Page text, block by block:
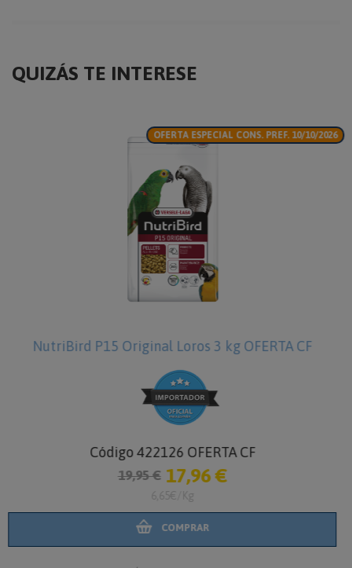
QUIZÁS TE INTERESE
CF
NutriBird P15 Original Loros 10 kg
64,70 € 58,23 €